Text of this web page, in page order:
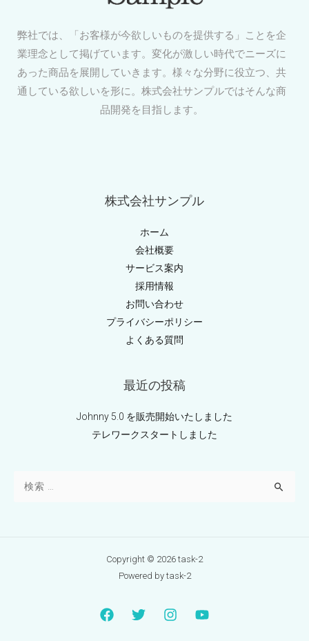
弊社では、「お客様が今欲しいものを提供する」ことを企
業理念として掲げています。変化が激しい時代でニーズに
あった商品を展開していきます。様々な分野に役立つ、共
通している欲しいを形に。株式会社サンプルではそんな商
品開発を目指します。
株式会社サンプル
ホーム
会社概要
サービス案内
採用情報
お問い合わせ
プライバシーポリシー
よくある質問
最近の投稿
Johnny 5.0 を販売開始いたしました
テレワークスタートしました
Copyright © 2026 task-2
Powered by task-2